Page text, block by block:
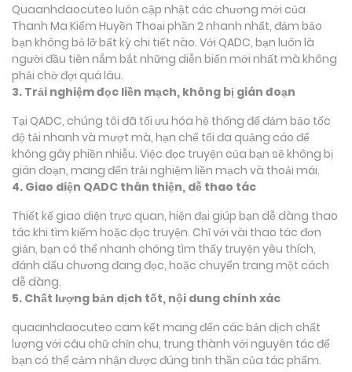
Quaanhdaocuteo luôn cập nhật các chương mới của
Thanh Ma Kiếm Huyền Thoại phần 2 nhanh nhất, đảm bảo
bạn không bỏ lỡ bất kỳ chi tiết nào. Với QADC, bạn luôn là
người đầu tiên nắm bắt những diễn biến mới nhất mà không
phải chờ đợi quá lâu.
3. Trải nghiệm đọc liền mạch, không bị gián đoạn
Tại QADC, chúng tôi đã tối ưu hóa hệ thống để đảm bảo tốc
độ tải nhanh và mượt mà, hạn chế tối đa quảng cáo để
không gây phiền nhiễu. Việc đọc truyện của bạn sẽ không bị
gián đoạn, mang đến trải nghiệm liền mạch và thoải mái.
4. Giao diện QADC thân thiện, dễ thao tác
Thiết kế giao diện trực quan, hiện đại giúp bạn dễ dàng thao
tác khi tìm kiếm hoặc đọc truyện. Chỉ với vài thao tác đơn
giản, bạn có thể nhanh chóng tìm thấy truyện yêu thích,
đánh dấu chương đang đọc, hoặc chuyển trang một cách
dễ dàng.
5. Chất lượng bản dịch tốt, nội dung chính xác
quaanhdaocuteo cam kết mang đến các bản dịch chất
lượng với câu chữ chỉn chu, trung thành với nguyên tác để
bạn có thể cảm nhận được đúng tinh thần của tác phẩm.